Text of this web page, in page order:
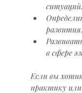
ситуаций.
развития.
в сфере
Если вы
практику